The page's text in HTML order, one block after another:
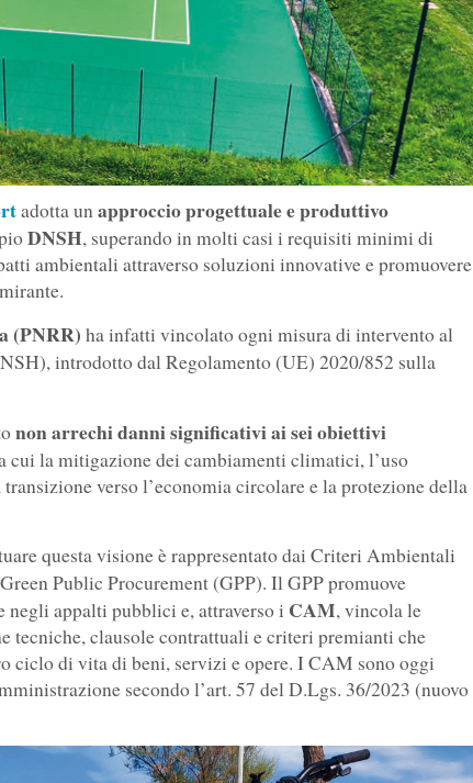
adotta unapproccio progettuale e produttivo
DNSH, superando in molti casi i requisiti minimi di
ambientali attraverso soluzioni innovative e promuovere
(PNRR) ha infatti vincolato ogni misura di intervento al
introdotto dal Regolamento (UE) 2020/852 sulla
non arrechi danni significativi ai sei obiettivi
la mitigazione dei cambiamenti climatici, l’uso
verso l’economia circolare e la protezione della
questa visione è rappresentato dai Criteri Ambientali
Public Procurement (GPP). Il GPP promuove
appalti pubblici e, attraverso i CAM, vincola le
tecniche, clausole contrattuali e criteri premianti che
ciclo di vita di beni, servizi e opere. I CAM sono oggi
secondo l’art. 57 del D.Lgs. 36/2023 (nuovo